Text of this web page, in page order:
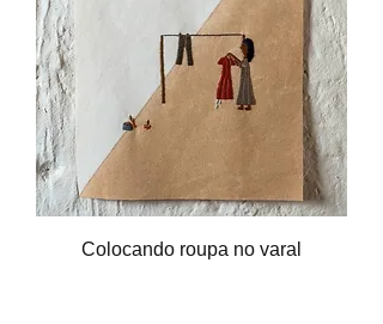
Colocando roupa no varal